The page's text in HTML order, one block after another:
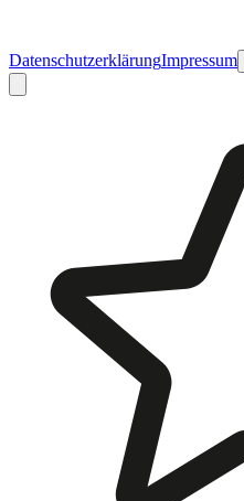
DatenschutzerklärungImpressum